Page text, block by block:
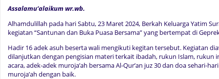
Assalamu’alaikum wr.wb.
Alhamdulillah pada hari Sabtu, 23 Maret 2024, Berkah Keluarga Yatim
kegiatan “Santunan dan Buka Puasa Bersama” yang bertempat di
Hadir 16 adek asuh beserta wali mengikuti kegitan tersebut. Kegiatan
dilanjutkan dengan pengisian materi terkait ibadah, rukun Islam, rukun
acara, adek-adek muroja’ah bersama Al-Qur’an juz 30 dan doa sehari-
muroja’ah dengan baik.